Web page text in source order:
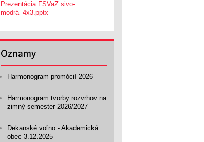
Prezentácia FSVaZ sivo-
modrá_4x3.pptx
Oznamy
Harmonogram promócií 2026
Harmonogram tvorby rozvrhov na
zimný semester 2026/2027
Dekanské voľno - Akademická
obec 3.12.2025